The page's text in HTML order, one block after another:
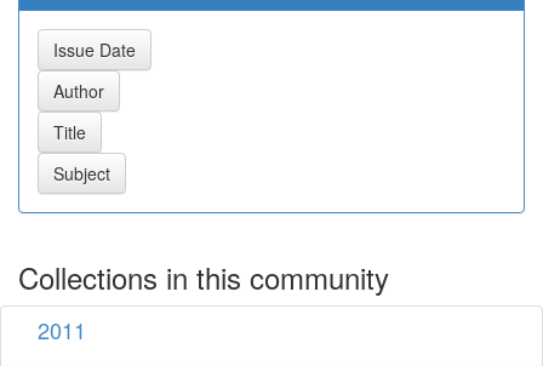
Collections in this community
2011